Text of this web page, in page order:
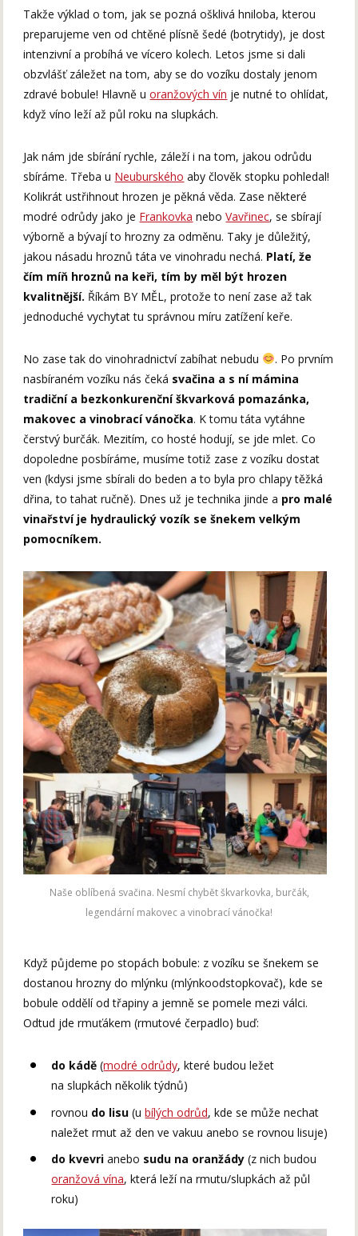
Takže výklad o tom, jak se pozná ošklivá hniloba, kterou
preparujeme ven od chtěné plísně šedé (botrytidy), je dost
intenzivní a probíhá ve vícero kolech. Letos jsme si dali
obzvlášť záležet na tom, aby se do vozíku dostaly jenom
zdravé bobule! Hlavně uoranžových vín je nutné to ohlídat,
když víno leží až půl roku na slupkách.
Jak nám jde sbírání rychle, záleží i na tom, jakou odrůdu
sbíráme. Třeba u Neuburského aby člověk stopku pohledal!
Kolikrát ustřihnout hrozen je pěkná věda. Zase některé
modré odrůdy jako je Frankovka neboVavřinec, se sbírají
výborně a bývají to hrozny za odměnu. Taky je důležitý,
jakou násadu hroznů táta ve vinohradu nechá. Platí, že
čím míň hroznů na keři, tím by měl být hrozen
kvalitnější. Říkám BY MĚL, protože to není zase až tak
jednoduché vychytat tu správnou míru zatížení keře.
No zase tak do vinohradnictví zabíhat nebudu
. Po prvním
nasbíraném vozíku nás čeká svačina a s ní mámina
tradiční a bezkonkurenční škvarková pomazánka,
makovec a vinobrací vánočka. K tomu táta vytáhne
čerstvý burčák. Mezitím, co hosté hodují, se jde mlet. Co
dopoledne posbíráme, musíme totiž zase z vozíku dostat
ven (kdysi jsme sbírali do beden a to byla pro chlapy těžká
dřina, to tahat ručně). Dnes už je technika jinde a pro malé
vinařství je hydraulický vozík se šnekem velkým
pomocníkem.
Naše oblíbená svačina. Nesmí chybět škvarkovka, burčák,
legendární makovec a vinobrací vánočka!
Když půjdeme po stopách bobule: z vozíku se šnekem se
dostanou hrozny do mlýnku (mlýnkoodstopkovač), kde se
bobule oddělí od třapiny a jemně se pomele mezi válci.
Odtud jde rmuťákem (rmutové čerpadlo) buď:
do kádě (modré odrůdy, které budou ležet
na slupkách několik týdnů)
rovnou do lisu (ubílých odrůd, kde se může nechat
naležet rmut až den ve vakuu anebo se rovnou lisuje)
do kvevri anebo sudu na oranžády (z nich budou
oranžová vína, která leží na rmutu/slupkách až půl
roku)